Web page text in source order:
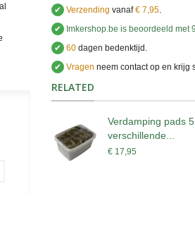
✔ Verzending vanaf€ 7,95.
✔
Imkershop.be is beoordeeld met
✔ 60dagen bedenktijd.
✔ Vragen neem contact op en krijg
RELATED
Verdamping pads
verschillende...
€ 17,95